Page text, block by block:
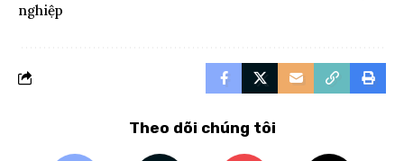
nghiệp
Theo dõi chúng tôi